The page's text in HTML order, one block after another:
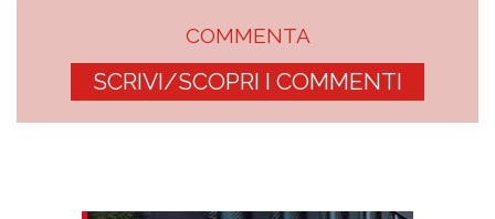
COMMENTA
SCRIVI/SCOPRI I COMMENTI